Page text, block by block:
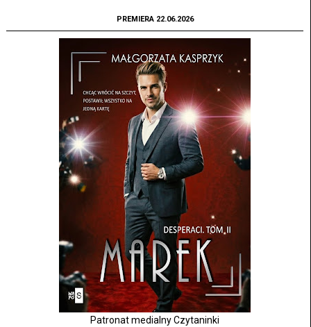
PREMIERA 22.06.2026
Patronat medialny Czytaninki